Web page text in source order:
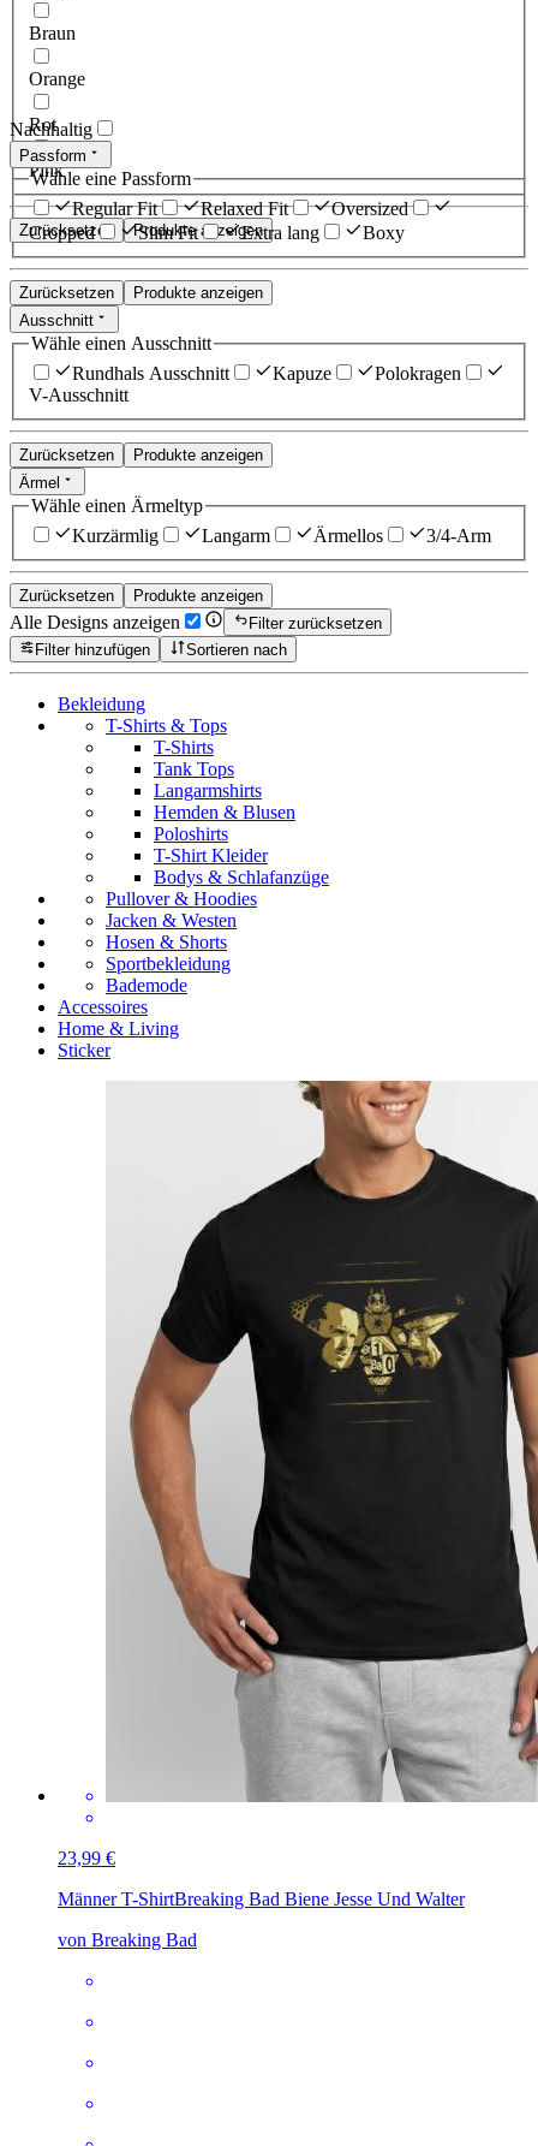
Braun
Orange
Rot
Pink
Zurücksetzen Produkte anzeigen
Nachhaltig
Passform
Wähle eine Passform
Regular Fit
Relaxed Fit
Oversized
Cropped
Slim Fit Extra lang Boxy
Zurücksetzen
Produkte anzeigen
Ausschnitt
Wähle einen Ausschnitt
Rundhals Ausschnitt
Kapuze
Polokragen
V-Ausschnitt
Zurücksetzen
Produkte anzeigen
Ärmel
Wähle einen Ärmeltyp
Kurzärmlig
Langarm Ärmellos 3/4-Arm
Zurücksetzen Produkte anzeigen
Alle Designs anzeigen
Filter zurücksetzen
Filter hinzufügen
Sortieren nach
Bekleidung
T-Shirts & Tops
T-Shirts
Tank Tops
Langarmshirts
Hemden & Blusen
Poloshirts
T-Shirt Kleider
Bodys & Schlafanzüge
Pullover & Hoodies
Jacken & Westen
Hosen & Shorts
Sportbekleidung
Bademode
Accessoires
Home & Living
Sticker
23,99 €
Männer T-ShirtBreaking Bad Biene Jesse Und Walter
von Breaking Bad